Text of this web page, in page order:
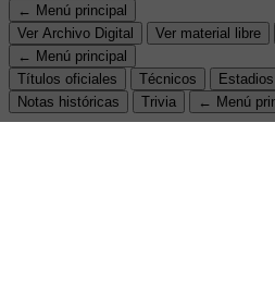
← Menú principal
Ver Archivo Digital
Ver material libre
← Menú principal
Títulos oficiales
Técnicos Estadios
Notas históricas
Trivia ← Menú